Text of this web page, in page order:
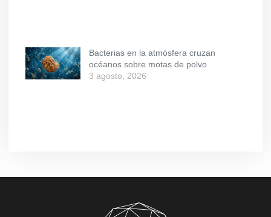
Bacterias en la atmósfera cruzan
océanos sobre motas de polvo
3 agosto, 2026